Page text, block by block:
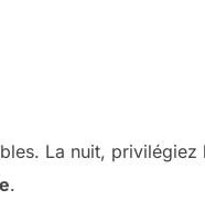
La nuit, privilégiez
.